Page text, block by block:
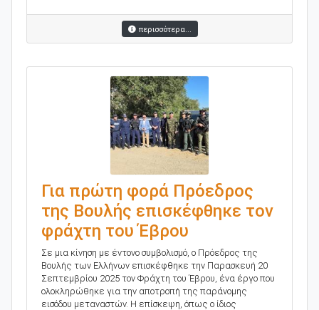
περισσότερα...
Για πρώτη φορά Πρόεδρος
της Βουλής επισκέφθηκε τον
φράχτη του Έβρου
Σε μια κίνηση με έντονο συμβολισμό, ο Πρόεδρος της
Βουλής των Ελλήνων επισκέφθηκε την Παρασκευή 20
Σεπτεμβρίου 2025 τον Φράχτη του Έβρου, ένα έργο που
ολοκληρώθηκε για την αποτροπή της παράνομης
εισόδου μεταναστών. Η επίσκεψη, όπως ο ίδιος